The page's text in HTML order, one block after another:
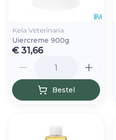
Kela Veterinaria
Uiercreme 900g
€ 31,66
Bestel